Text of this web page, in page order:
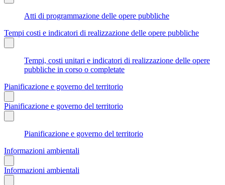
Atti di programmazione delle opere pubbliche
Tempi costi e indicatori di realizzazione delle opere pubbliche
Tempi, costi unitari e indicatori di realizzazione delle opere
pubbliche in corso o completate
Pianificazione e governo del territorio
Pianificazione e governo del territorio
Pianificazione e governo del territorio
Informazioni ambientali
Informazioni ambientali